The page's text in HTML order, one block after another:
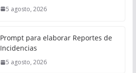
5 agosto, 2026
Prompt para elaborar Reportes de
Incidencias
5 agosto, 2026